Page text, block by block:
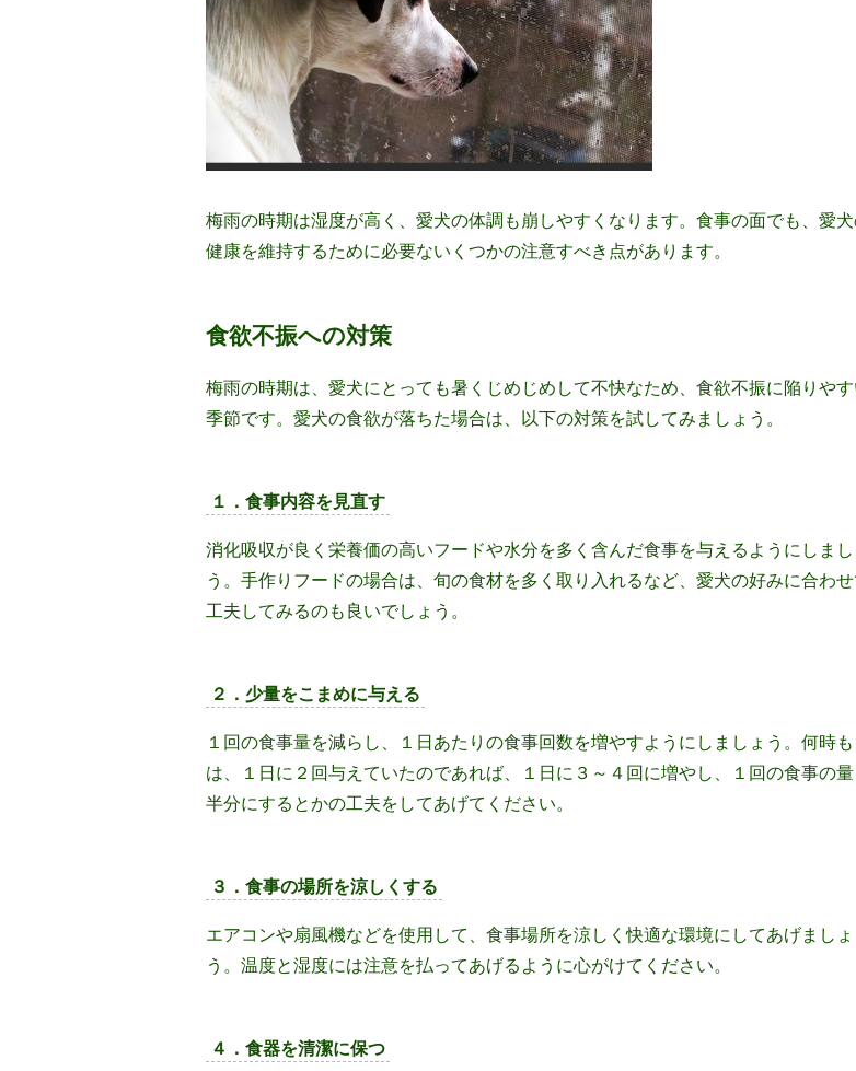
梅雨の時期は湿度が高く、愛犬の体調も崩しやすくなります。食事の面でも、愛
健康を維持するために必要ないくつかの注意すべき点があります。
食欲不振への対策
梅雨の時期は、愛犬にとっても暑くじめじめして不快なため、食欲不振に陥りやす
季節です。愛犬の食欲が落ちた場合は、以下の対策を試してみましょう。
１．食事内容を見直す
消化吸収が良く栄養価の高いフードや水分を多く含んだ食事を与えるようにしまし
う。手作りフードの場合は、旬の食材を多く取り入れるなど、愛犬の好みに合わせ
工夫してみるのも良いでしょう。
２．少量をこまめに与える
１回の食事量を減らし、１日あたりの食事回数を増やすようにしましょう。何時も
は、１日に２回与えていたのであれば、１日に３～４回に増やし、１回の食事の量
半分にするとかの工夫をしてあげてください。
３．食事の場所を涼しくする
エアコンや扇風機などを使用して、食事場所を涼しく快適な環境にしてあげましょ
う。温度と湿度には注意を払ってあげるように心がけてください。
４．食器を清潔に保つ